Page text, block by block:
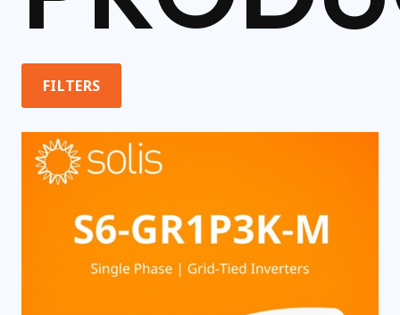
FILTERS